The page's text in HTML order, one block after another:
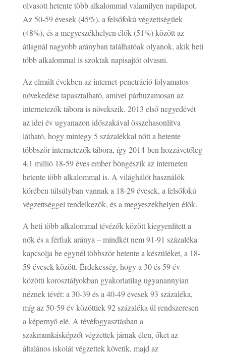
olvasott hetente több alkalommal valamilyen napilapot.
Az 50-59 évesek (45%), a felsőfokú végzettségűek
(48%), és a megyeszékhelyen élők (51%) között az
átlagnál nagyobb arányban találhatóak olyanok, akik heti
több alkalommal is szoktak napisajtót olvasni.
Az elmúlt években az internet-penetráció folyamatos
növekedése tapasztalható, amivel párhuzamosan az
internetezők tábora is növekszik. 2013 első negyedévét
az idei év ugyanazon időszakával összehasonlítva
látható, hogy mintegy 5 százalékkal nőtt a hetente
többször internetezők tábora, így 2014-ben hozzávetőleg
4,1 millió 18-59 éves ember böngészik az interneten
hetente több alkalommal is. A világhálót használók
körében túlsúlyban vannak a 18-29 évesek, a felsőfokú
végzettséggel rendelkezők, és a megyeszékhelyen élők.
A heti több alkalommal tévézők között kiegyenlített a
nők és a férfiak aránya – mindkét nem 91-91 százaléka
kapcsolja be egynél többször hetente a készüléket, a 18-
59 évesek között. Érdekesség, hogy a 30 és 59 év
közötti korosztályokban gyakorlatilag ugyanannyian
néznek tévét: a 30-39 és a 40-49 évesek 93 százaléka,
míg az 50-59 év közöttiek 92 százaléka ül rendszeresen
a képernyő elé. A tévéfogyasztásban a
szakmunkásképzőt végzettek járnak élen, őket az
általános iskolát végzettek követik, majd az